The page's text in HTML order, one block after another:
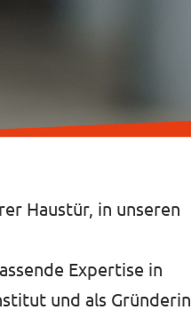
Haustür, in unseren
Expertise in
und als Gründerin